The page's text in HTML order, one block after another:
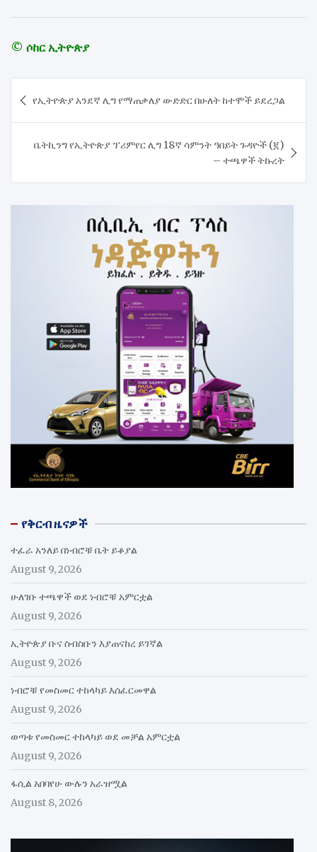
© ሶከር ኢትዮጵያ
navigation
የኢትዮጵያ አንደኛ ሊግ የማጠቃለያ ውድድር በሁለት ከተሞች ይደረጋል
ቤትኪንግ የኢትዮጵያ ፕሪምየር ሊግ 18ኛ ሳምንት ዓበይት ጉዳዮች (፪)
– ተጫዋች ትኩረት
የቅርብ ዜናዎች
ተፈራ አንለይ በነብሮቹ ቤት ይቆያል
August 9, 2026
ሁለገቡ ተጫዋች ወደ ነብሮቹ አምርቷል
August 9, 2026
ኢትዮጵያ ቡና ስብስቡን እያጠናከረ ይገኛል
August 9, 2026
ነብሮቹ የመስመር ተከላካይ እሰፈርመዋል
August 9, 2026
ወጣቱ የመስመር ተከላካይ ወደ መቻል አምርቷል
August 9, 2026
ፋሲል አበባየሁ ውሉን አራዝሟል
August 8, 2026